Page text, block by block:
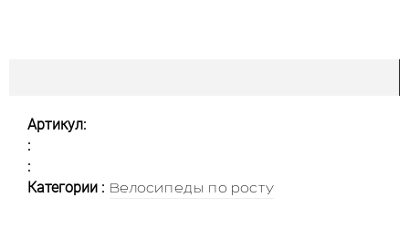
Артикул:
:
:
Категории : Велосипеды по росту